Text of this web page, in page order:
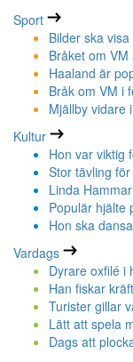
Sport
Bilder ska
Bråket om VM
Haaland är
Bråk om VM i
Mjällby vidare
Kultur
Hon var viktig
Stor tävling
Linda
Populär hjälte
Hon ska
Vardags
Dyrare oxfilé i
Han fiskar
Turister gillar
Lätt att spela
Dags att